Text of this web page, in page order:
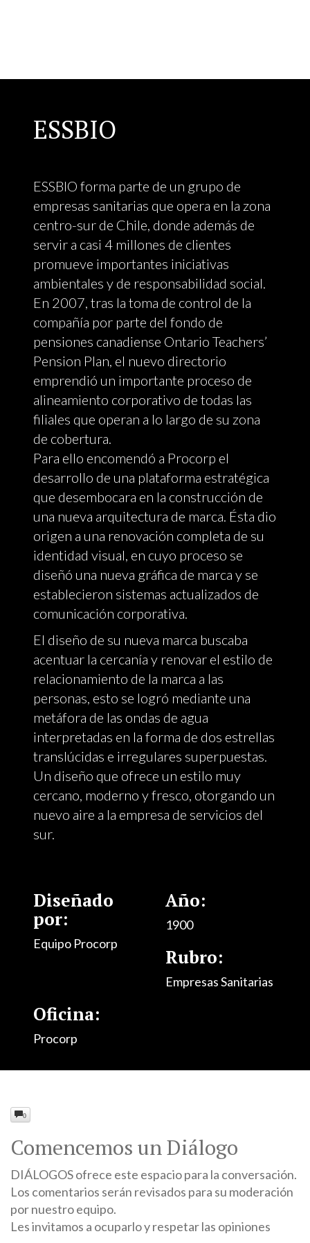
ESSBIO
ESSBIO forma parte de un grupo de
empresas sanitarias que opera en la zona
centro-sur de Chile, donde además de
servir a casi 4 millones de clientes
promueve importantes iniciativas
ambientales y de responsabilidad social.
En 2007, tras la toma de control de la
compañía por parte del fondo de
pensiones canadiense Ontario Teachers’
Pension Plan, el nuevo directorio
emprendió un importante proceso de
alineamiento corporativo de todas las
filiales que operan a lo largo de su zona
de cobertura.
Para ello encomendó a Procorp el
desarrollo de una plataforma estratégica
que desembocara en la construcción de
una nueva arquitectura de marca. Ésta dio
origen a una renovación completa de su
identidad visual, en cuyo proceso se
diseñó una nueva gráfica de marca y se
establecieron sistemas actualizados de
comunicación corporativa.
El diseño de su nueva marca buscaba
acentuar la cercanía y renovar el estilo de
relacionamiento de la marca a las
personas, esto se logró mediante una
metáfora de las ondas de agua
interpretadas en la forma de dos estrellas
translúcidas e irregulares superpuestas.
Un diseño que ofrece un estilo muy
cercano, moderno y fresco, otorgando un
nuevo aire a la empresa de servicios del
sur.
Diseñado
por:
Equipo Procorp
Año:
1900
Rubro:
Empresas Sanitarias
Oficina:
Procorp
0
Comencemos un Diálogo
DIÁLOGOS ofrece este espacio para la conversación.
Los comentarios serán revisados para su moderación
por nuestro equipo.
Les invitamos a ocuparlo y respetar las opiniones